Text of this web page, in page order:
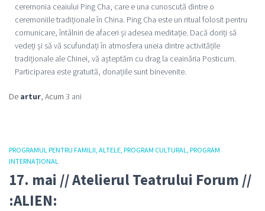
ceremonia ceaiului Ping Cha, care e una cunoscută dintre o
ceremoniile tradiționale în China. Ping Cha este un ritual folosit pentru
comunicare, întâlniri de afaceri și adesea meditație. Dacă doriți să
vedeți și să vă scufundați în atmosfera uneia dintre activitățile
tradiționale ale Chinei, vă așteptăm cu drag la ceainăria Posticum.
Participarea este gratuită, donațiile sunt binevenite.
De artur, Acum 3 ani
PROGRAMUL PENTRU FAMILII ALTELE PROGRAM CULTURAL PROGRAM
INTERNAȚIONAL
17. mai // Atelierul Teatrului Forum //
:ALIEN: